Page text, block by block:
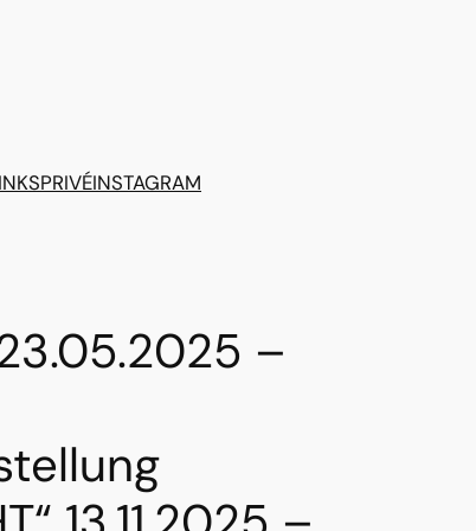
PRIVÉINSTAGRAM
–